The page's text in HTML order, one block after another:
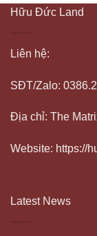
Hữu Đức Land
Liên hệ:
SĐT/Zalo:
Địa chỉ: The
Website: https://
Latest News